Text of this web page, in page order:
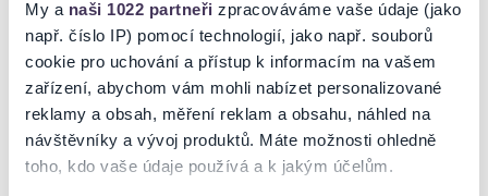
My a naši 1022 partneři zpracováváme vaše údaje (jako
např. číslo IP) pomocí technologií, jako např. souborů
cookie pro uchování a přístup k informacím na vašem
zařízení, abychom vám mohli nabízet personalizované
reklamy a obsah, měření reklam a obsahu, náhled na
návštěvníky a vývoj produktů. Máte možnosti ohledně
toho, kdo vaše údaje používá a k jakým účelům.
FMP je soubor tří orchestrů Základní umělecké školy Na Popelce v
Praze 5, jehož symfonický orchestr dosáhl na poli žákovských a
studentských orchestrů několika ocenění. Mezi nimi vyniká titul
Absolutní vítěz Concerto Bohemia v roce 2011. Jeho dirigentem a
uměleckým vedoucím je Ladislav Cigler. Koncerty FMP v Rudolfinu se
staly oblíbenou a posluchači vyhledávanou tradicí.
Číst více
Ticketportal je zárukou pravosti vstupenek